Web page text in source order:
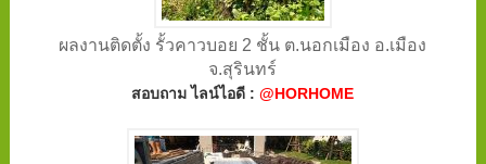
ผลงานติดตั้ง รั้วคาวบอย 2 ชั้น ต.นอกเมือง อ.เมือง
จ.สุรินทร์
สอบถาม ไลน์ไอดี :@HORHOME